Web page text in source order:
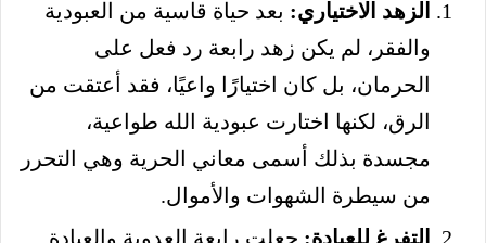
الزهد الاختياري: بعد حياة قاسية من العبودية
والفقر، لم يكن زهد رابعة رد فعل على
الحرمان، بل كان اختيارًا واعيًا، فقد أعتقت من
الرق، لكنها اختارت عبودية الله طواعية،
مجسدة بذلك أسمى معاني الحرية وهي التحرر
من سيطرة الشهوات والأموال.
التفرغ للعبادة: جعلت رابعة العدوية والعبادة